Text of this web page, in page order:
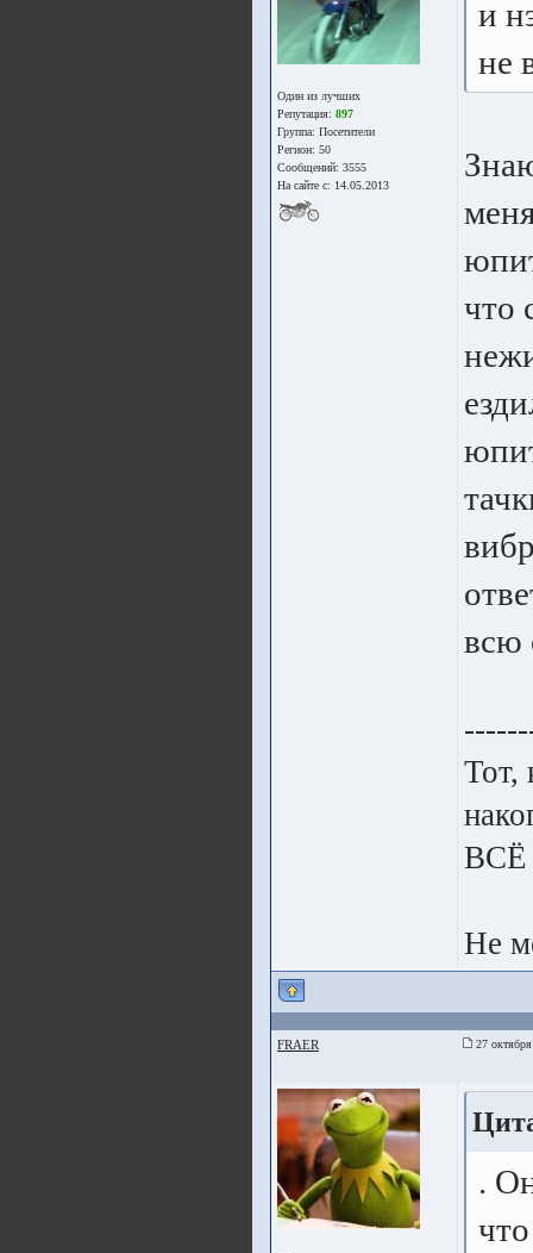
Один из лучших
Репутация: 897
Группа: Посетители
Регион: 50
Сообщений: 3555
На сайте с: 14.05.2013
и
не
что
всю
Тот,
Не
FRAER 27
.